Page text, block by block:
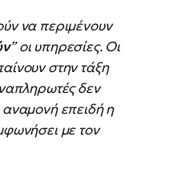
να περιμένουν
” οι υπηρεσίες. Οι
στην τάξη
δεν
επειδή η
με τον